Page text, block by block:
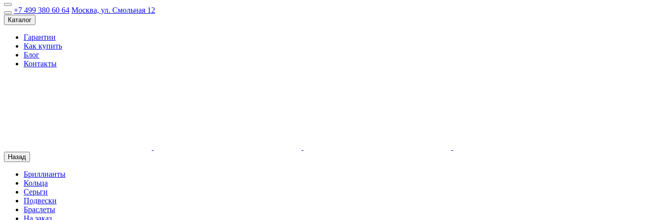
+7 499 380 60 64 Москва, ул. Смольная 12
Каталог
Гарантии
Как купить
Блог
Контакты
Назад
Бриллианты
Кольца
Серьги
Подвески
Браслеты
На заказ